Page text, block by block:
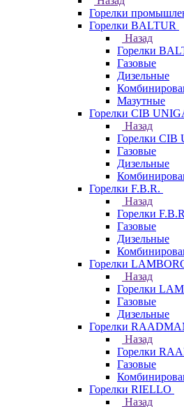
Горелки
Горелки BALTUR
Назад
Горелки
Газовые
Дизельные
Мазутные
Горелки CIB
Назад
Горелки CIB
Газовые
Дизельные
Горелки F.B.R.
Назад
Горелки
Газовые
Дизельные
Горелки
Назад
Горелки
Газовые
Дизельные
Горелки
Назад
Горелки
Газовые
Горелки RIELLO
Назад